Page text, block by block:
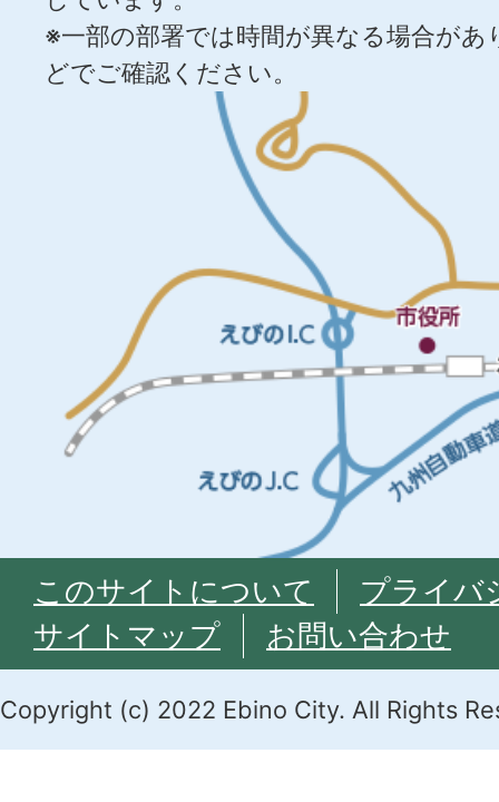
※一部の部署では時間が異なる場合が
どでご確認ください。
このサイトについて
プライバ
サイトマップ
お問い合わせ
Copyright (c) 2022 Ebino City. All Rights